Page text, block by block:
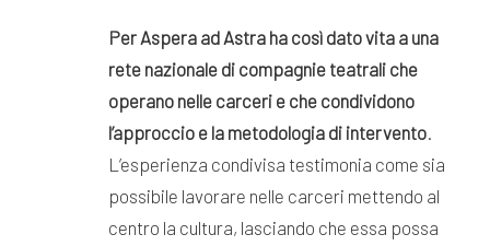
Per Aspera ad Astra ha così dato vita a una
rete nazionale di compagnie teatrali che
operano nelle carceri e che condividono
l’approccio e la metodologia di intervento.
L’esperienza condivisa testimonia come sia
possibile lavorare nelle carceri mettendo al
centro la cultura, lasciando che essa possa